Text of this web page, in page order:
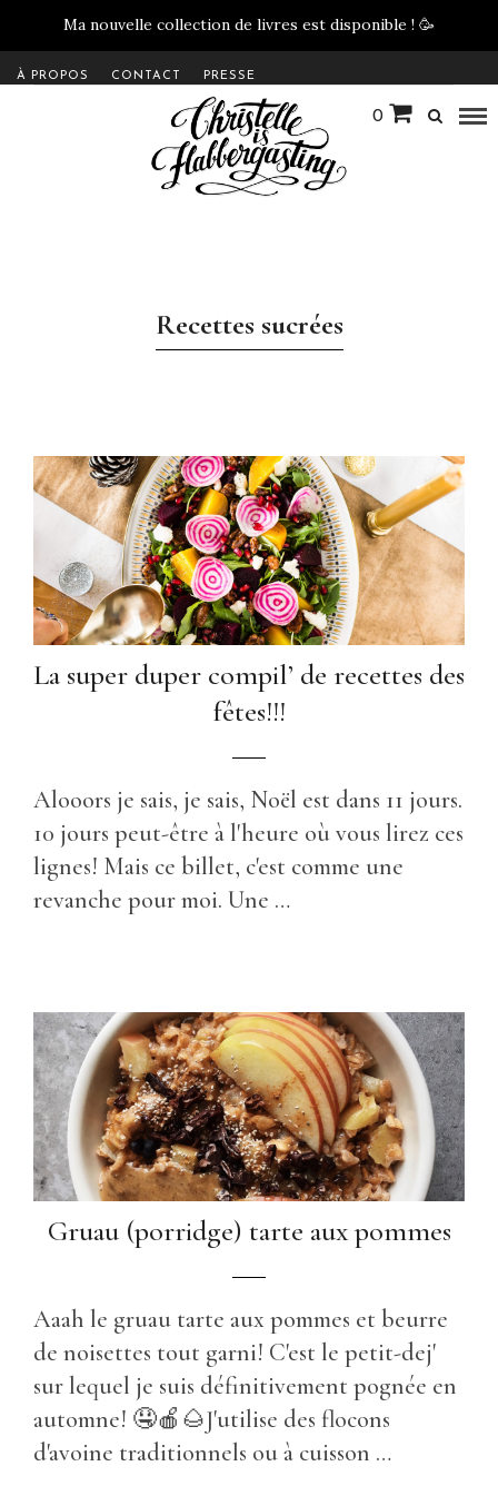
Ma nouvelle collection de livres est disponible ! 🥳
À PROPOS CONTACT PRESSE
0
Recettes sucrées
La super duper compil’ de recettes des
fêtes!!!
Alooors je sais, je sais, Noël est dans 11 jours.
10 jours peut-être à l'heure où vous lirez ces
lignes! Mais ce billet, c'est comme une
revanche pour moi. Une …
Gruau (porridge) tarte aux pommes
Aaah le gruau tarte aux pommes et beurre
de noisettes tout garni! C'est le petit-dej'
sur lequel je suis définitivement pognée en
automne! 🤤🍎🌰J'utilise des flocons
d'avoine traditionnels ou à cuisson …